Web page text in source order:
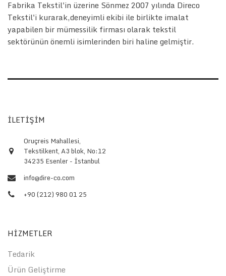
Fabrika Tekstil'in üzerine Sönmez 2007 yılında Direco
Tekstil'i kurarak,deneyimli ekibi ile birlikte imalat
yapabilen bir mümessilik firması olarak tekstil
sektörünün önemli isimlerinden biri haline gelmiştir.
İLETİŞİM
Oruçreis Mahallesi,
Tekstilkent, A3 blok, No:12
34235 Esenler - İstanbul
info@dire-co.com
+90 (212) 980 01 25
HİZMETLER
Tedarik
Ürün Geliştirme